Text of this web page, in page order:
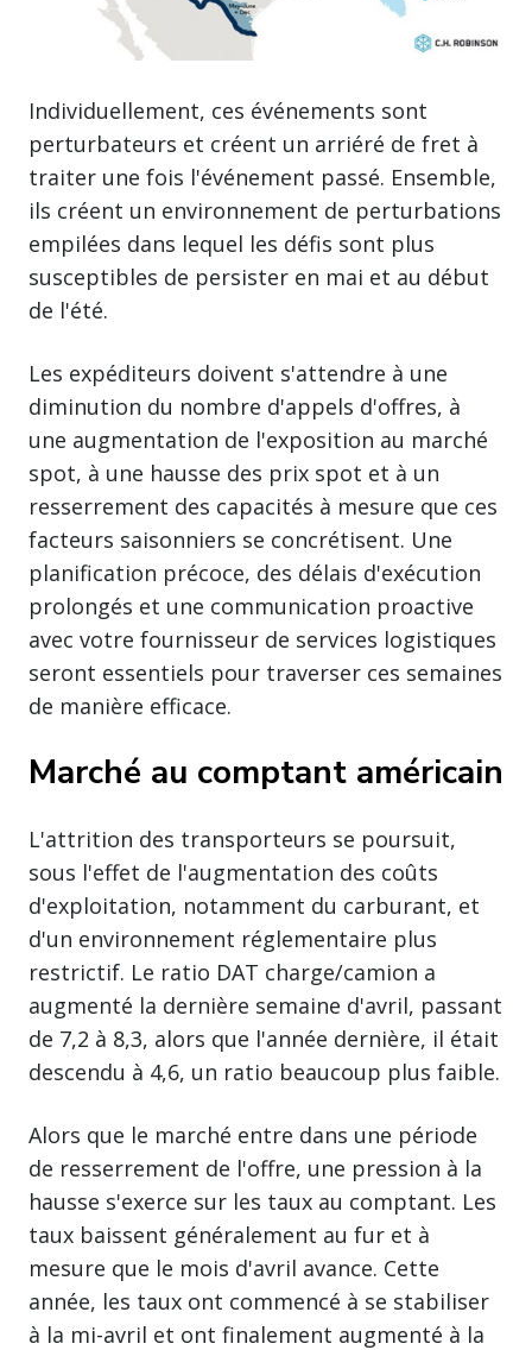
Individuellement, ces événements sont
perturbateurs et créent un arriéré de fret à
traiter une fois l'événement passé. Ensemble,
ils créent un environnement de perturbations
empilées dans lequel les défis sont plus
susceptibles de persister en mai et au début
de l'été.
Les expéditeurs doivent s'attendre à une
diminution du nombre d'appels d'offres, à
une augmentation de l'exposition au marché
spot, à une hausse des prix spot et à un
resserrement des capacités à mesure que ces
facteurs saisonniers se concrétisent. Une
planification précoce, des délais d'exécution
prolongés et une communication proactive
avec votre fournisseur de services logistiques
seront essentiels pour traverser ces semaines
de manière efficace.
Marché au comptant américain
L'attrition des transporteurs se poursuit,
sous l'effet de l'augmentation des coûts
d'exploitation, notamment du carburant, et
d'un environnement réglementaire plus
restrictif. Le ratio DAT charge/camion a
augmenté la dernière semaine d'avril, passant
de 7,2 à 8,3, alors que l'année dernière, il était
descendu à 4,6, un ratio beaucoup plus faible.
Alors que le marché entre dans une période
de resserrement de l'offre, une pression à la
hausse s'exerce sur les taux au comptant. Les
taux baissent généralement au fur et à
mesure que le mois d'avril avance. Cette
année, les taux ont commencé à se stabiliser
à la mi-avril et ont finalement augmenté à la